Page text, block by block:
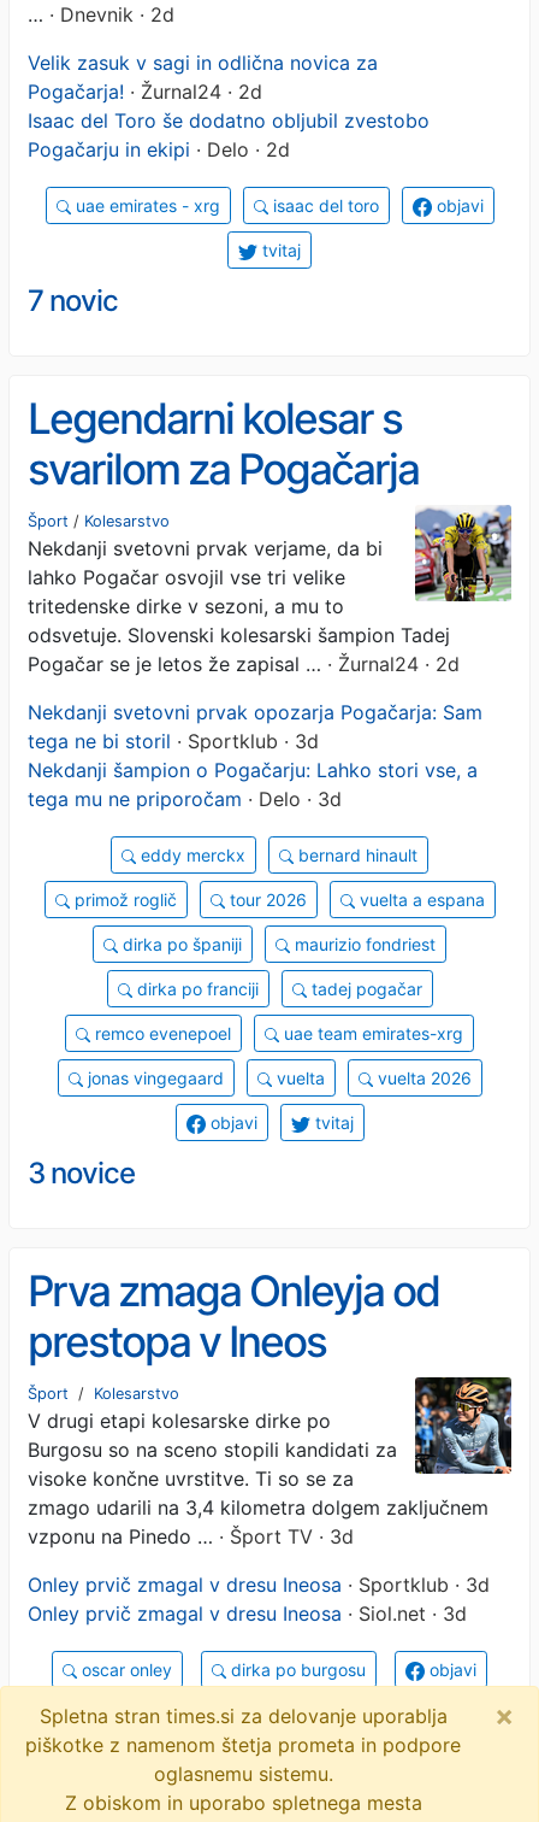
… · Dnevnik · 2d
Velik zasuk v sagi in odlična novica za
Pogačarja! · Žurnal24 · 2d
Isaac del Toro še dodatno obljubil zvestobo
Pogačarju in ekipi · Delo · 2d
uae emirates - xrg isaac del toro objavi
tvitaj
7 novic
Legendarni kolesar s
svarilom za Pogačarja
Šport / Kolesarstvo
Nekdanji svetovni prvak verjame, da bi
lahko Pogačar osvojil vse tri velike
tritedenske dirke v sezoni, a mu to
odsvetuje. Slovenski kolesarski šampion Tadej
Pogačar se je letos že zapisal … · Žurnal24 · 2d
Nekdanji svetovni prvak opozarja Pogačarja: Sam
tega ne bi storil · Sportklub · 3d
Nekdanji šampion o Pogačarju: Lahko stori vse, a
tega mu ne priporočam · Delo · 3d
eddy merckx bernard hinault
primož roglič tour 2026 vuelta a espana
dirka po španiji maurizio fondriest
dirka po franciji tadej pogačar
remco evenepoel uae team emirates-xrg
jonas vingegaard vuelta vuelta 2026
objavi tvitaj
3 novice
Prva zmaga Onleyja od
prestopa v Ineos
Šport / Kolesarstvo
V drugi etapi kolesarske dirke po
Burgosu so na sceno stopili kandidati za
visoke končne uvrstitve. Ti so se za
zmago udarili na 3,4 kilometra dolgem zaključnem
vzponu na Pinedo … · Šport TV · 3d
Onley prvič zmagal v dresu Ineosa · Sportklub · 3d
Onley prvič zmagal v dresu Ineosa · Siol.net · 3d
oscar onley dirka po burgosu objavi
tvitaj
3 novice
Spletna stran times.si za delovanje uporablja
piškotke z namenom štetja prometa in podpore
oglasnemu sistemu.
Z obiskom in uporabo spletnega mesta
×